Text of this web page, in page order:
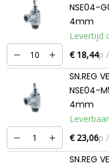
NSE04-
4mm
Levertijd
€ 18,44p
SN.REG
NSE04-
4mm
Leverbaar
€ 23,06p
SN.REG